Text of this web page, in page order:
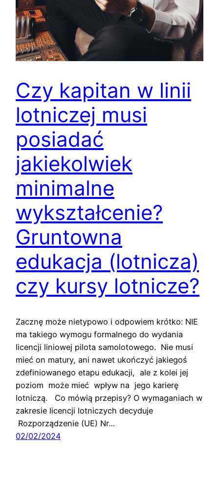
Czy kapitan w linii
lotniczej musi
posiadać
jakiekolwiek
minimalne
wykształcenie?
Gruntowna
edukacja (lotnicza)
czy kursy lotnicze?
Zacznę może nietypowo i odpowiem krótko: NIE
ma takiego wymogu formalnego do wydania
licencji liniowej pilota samolotowego. Nie musi
mieć on matury, ani nawet ukończyć jakiegoś
zdefiniowanego etapu edukacji, ale z kolei jej
poziom może mieć wpływ na jego karierę
lotniczą. Co mówią przepisy? O wymaganiach w
zakresie licencji lotniczych decyduje
Rozporządzenie (UE) Nr…
02/02/2024